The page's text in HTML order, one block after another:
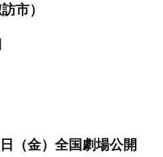
訪市）
（金）全国劇場公開